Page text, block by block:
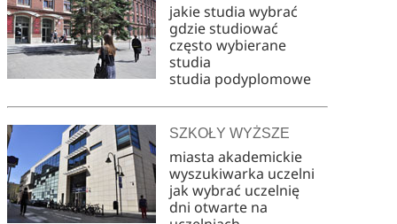
jakie studia wybrać
gdzie studiować
często wybierane
studia
studia podyplomowe
SZKOŁY WYŻSZE
miasta akademickie
wyszukiwarka uczelni
jak wybrać uczelnię
dni otwarte na